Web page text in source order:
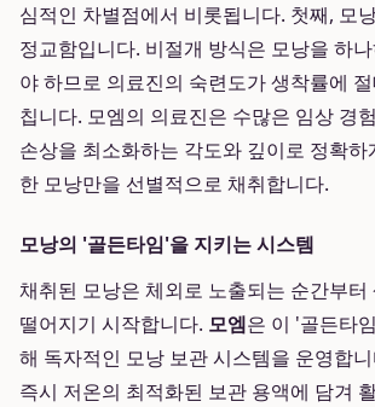
심적인 차별점에서 비롯됩니다. 첫째, 모
정교함입니다. 비절개 방식은 모낭을 하
야 하므로 의료진의 숙련도가 생착률에
칩니다. 모엠의 의료진은 수많은 임상 경
손상을 최소화하는 각도와 깊이로 정확
한 모낭만을 선별적으로 채취합니다.
모낭의 '골든타임'을 지키는 시스템
채취된 모낭은 체외로 노출되는 순간부터
떨어지기 시작합니다. 모엠은 이 '골든타
해 독자적인 모낭 보관 시스템을 운영합
즉시 저온의 최적화된 보관 용액에 담겨